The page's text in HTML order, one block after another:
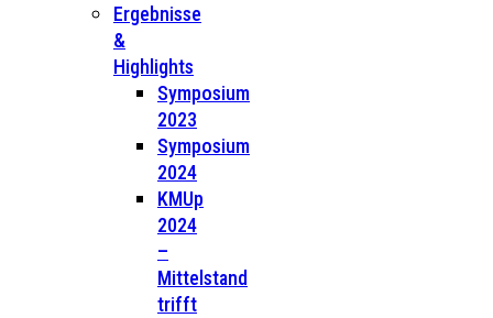
Ergebnisse
&
Highlights
Symposium
2023
Symposium
2024
KMUp
2024
–
Mittelstand
trifft